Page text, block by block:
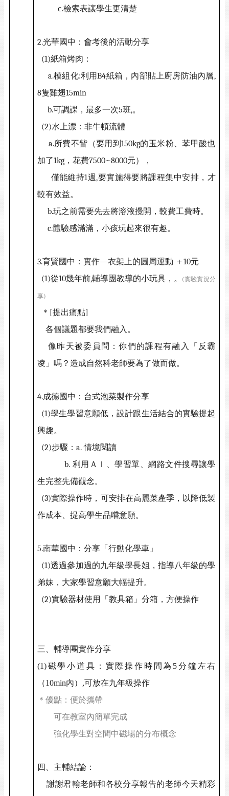
c.檢索表讓學生更清楚
2.光華國中：會考後的活動分享
(1)紙箱烤肉：
a.模組化:利用B4紙箱，內部貼上廚房防油內層,
8隻雞翅15min
b.可調課，最多一次5班,。
(2)水上漂：非牛頓流體
a.所費不眥（要用到150kg的玉米粉、苯甲酸也
加了1kg，花費7500~8000元），
僅能維持1週,要實施得要將課程集中安排，才
較有效益。
b.玩之前需要先去將溶液攪開，較費工費時。
c.體驗感滿滿，小孩玩起來很有趣。
3.育賢國中：實作—衣架上的圓周運動 ＋10元
(1)從10幾年前,輔導團教導的小玩具，。 (實驗實況分
享)
＊ 提出痛點]
各個議題都要我們融入。
像昨天被委員問：你們的課程有融入「反霸
凌」嗎？造成自然科老師要為了做而做。
4.成德國中：台式泡菜製作分享
(1)學生學習意願低，設計跟生活結合的實驗提起
興趣。
(2)步驟： a.情境閱讀
b. 利用ＡＩ、學習單、網路文件搜尋讓學
生完整先備觀念。
(3)實際操作時，可安排在高麗菜產季，以降低製
作成本、提高學生品嚐意願。
5.南華國中：分享「行動化學車」
(1)透過參加過的九年級學長姐，指導八年級的學
弟妹，大家學習意願大幅提升。
(2)實驗器材使用「教具箱」分箱，方便操作
三、輔導團實作分享
(1)磁學小道具：實際操作時間為 5分鐘左右
（10min內） ,可放在九年級操作
＊優點：便於攜帶
可在教室內簡單完成
強化學生對空間中磁場的分布概念
四、主輔結論：
謝謝君翰老師和各校分享報告的老師今天精彩